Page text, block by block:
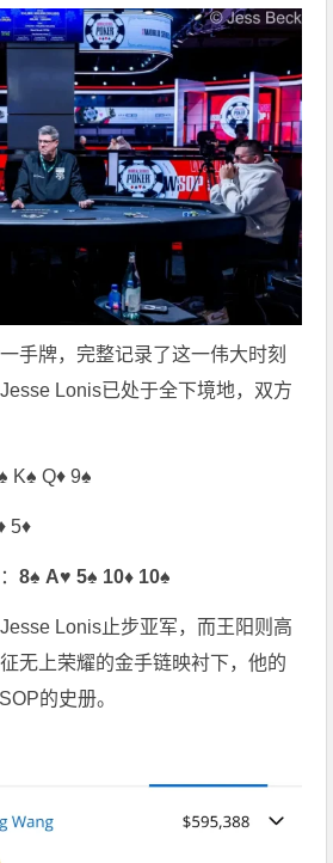
手牌，完整记录了这一伟大时刻
Lonis已处于全下境地，双方
K♠ Q♦ 9♠
5♦
8♠ A♥ 5♠ 10♦ 10♠
Lonis止步亚军，而王阳则高
无上荣耀的金手链映衬下，他的
的史册。